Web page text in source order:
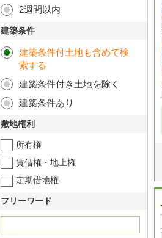
2週間以内
建築条件
建築条件付土地も含めて検
索する
建築条件付き土地を除く
建築条件あり
敷地権利
所有権
賃借権・地上権
定期借地権
フリーワード